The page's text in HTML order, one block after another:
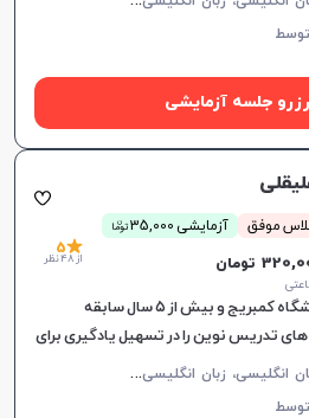
رزرو جلسه آزمایشی
آزمایشی 35,000 توما
ن
5
از 48 نظر
مدرک بین‌المللی TESOL از دانشگاه کمبریج و بیش از ۵ سال سابقه
تدریس نوین را در تسهیل یادگیری برای
م
کالمه زبان انگلیسی، زبان انگلیسی عمومی، گرامر زبان انگلیسی، زبان انگلیسی آمریکایی، زبان انگلیسی هفتم دبیرستان، زبان انگلیسی هشتم دبیرستان، زبان انگلیسی نهم دبیرستان، زبان انگلیسی دهم دبیرستان، زبان انگلیسی یازدهم دبیرستان، زبان انگلیسی دوازدهم دبیرستان